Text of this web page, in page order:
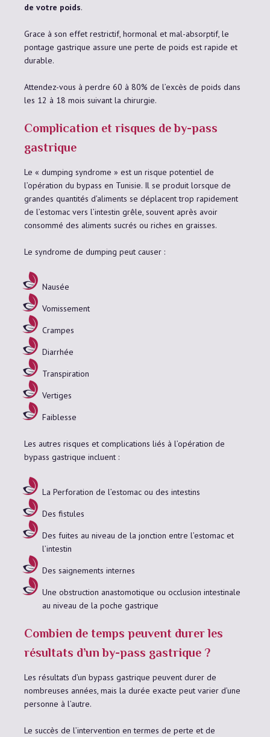
de votre poids.
Grace à son effet restrictif, hormonal et mal-absorptif, le
pontage gastrique assure une perte de poids est rapide et
durable.
Attendez-vous à perdre 60 à 80% de l’excès de poids dans
les 12 à 18 mois suivant la chirurgie.
Complication et risques de by-pass
gastrique
Le « dumping syndrome » est un risque potentiel de
l’opération du bypass en Tunisie. Il se produit lorsque de
grandes quantités d’aliments se déplacent trop rapidement
de l’estomac vers l’intestin grêle, souvent après avoir
consommé des aliments sucrés ou riches en graisses.
Le syndrome de dumping peut causer :
Nausée
Vomissement
Crampes
Diarrhée
Transpiration
Vertiges
Faiblesse
Les autres risques et complications liés à l’opération de
bypass gastrique incluent :
La Perforation de l’estomac ou des intestins
Des fistules
Des fuites au niveau de la jonction entre l’estomac et
l’intestin
Des saignements internes
Une obstruction anastomotique ou occlusion intestinale
au niveau de la poche gastrique
Combien de temps peuvent durer les
résultats d’un by-pass gastrique ?
Les résultats d’un bypass gastrique peuvent durer de
nombreuses années, mais la durée exacte peut varier d’une
personne à l’autre.
Le succès de l’intervention en termes de perte et de